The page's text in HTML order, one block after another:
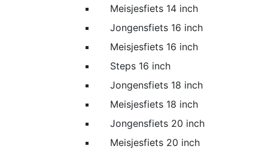
Meisjesfiets 14 inch
Jongensfiets 16 inch
Meisjesfiets 16 inch
Steps 16 inch
Jongensfiets 18 inch
Meisjesfiets 18 inch
Jongensfiets 20 inch
Meisjesfiets 20 inch